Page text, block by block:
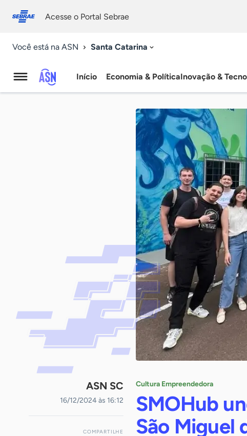
conosco
Acesse o Portal Sebrae
Você está na ASN Santa Catarina
Agência
Início Economia & PolíticaInovação &
ASN SC
16/12/2024 às 16:12
COMPARTILHE
Cultura Empreendedora
SMOHub
São Miguel